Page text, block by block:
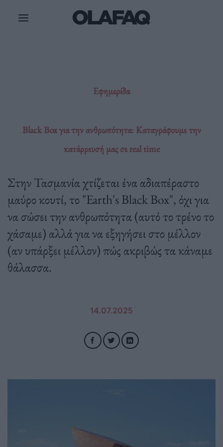
Εφημερίδα
Black Box για την ανθρωπότητα: Καταγράφουμε την
κατάρρευσή μας σε real time
Στην Τασμανία χτίζεται ένα αδιαπέραστο
μαύρο κουτί, το "Earth's Black Box", όχι για
να σώσει την ανθρωπότητα (αυτό το τρένο το
χάσαμε) αλλά για να εξηγήσει στο μέλλον
(αν υπάρξει μέλλον) πώς ακριβώς τα κάναμε
θάλασσα.
14.07.2025